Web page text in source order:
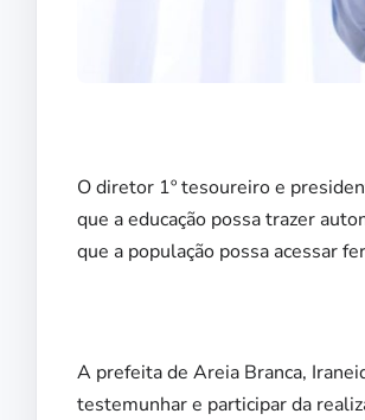
O diretor 1º tesoureiro e
que a educação possa trazer
que a população possa acessar
A prefeita de Areia Branca,
testemunhar e participar da